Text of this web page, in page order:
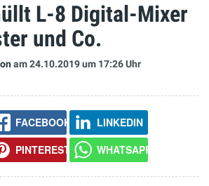
L-8 Digital-Mixer
und Co.
am 24.10.2019um 17:26 Uhr
FACEBOOK
LINKEDIN
PINTEREST WHATSAPP